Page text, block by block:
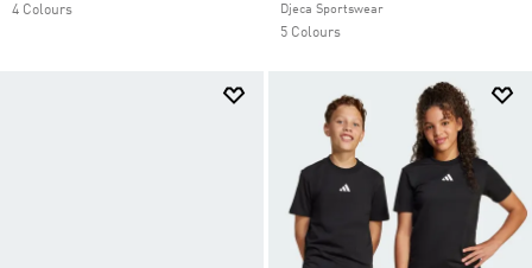
4 Colours Djeca Sportswear
5 Colours